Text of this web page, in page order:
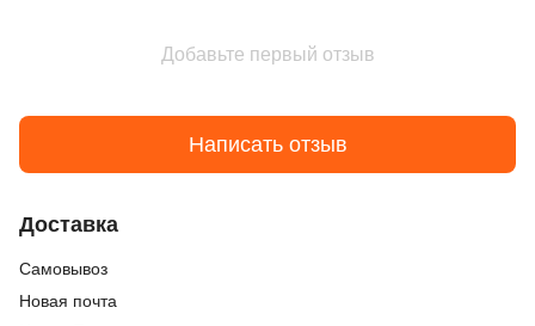
Добавьте первый отзыв
Написать отзыв
Доставка
Cамовывоз
Новая почта